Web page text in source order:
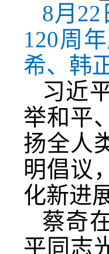
8月
120周
希、韩
习近
举和平
扬全人
明倡议
化新进
蔡奇
平同志